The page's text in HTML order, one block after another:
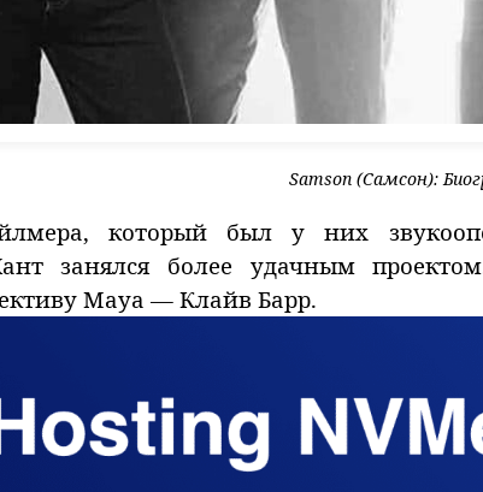
Samson (Самсон):
который был у них
занялся более удачным
Maya — Клайв Барр.